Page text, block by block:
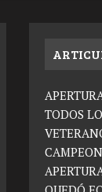
TODOS